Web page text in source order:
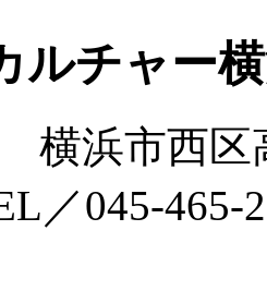
ルチャー
横浜市西区
／045-465-